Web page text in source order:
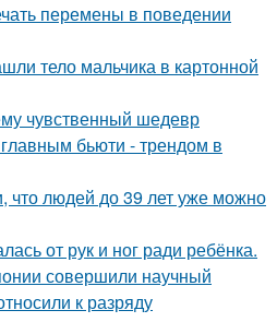
перемены в поведении
тело мальчика в картонной
чувственный шедевр
бьюти - трендом в
что людей до 39 лет уже можно
от рук и ног ради ребёнка.
совершили научный
к разряду